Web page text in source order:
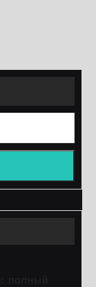
полный